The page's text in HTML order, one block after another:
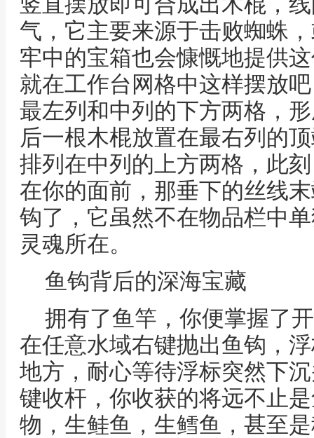
气，它主要来源于击败蜘蛛
牢中的宝箱也会慷慨地提供
就在工作台网格中这样摆放
最左列和中列的下方两格，
后一根木棍放置在最右列的
排列在中列的上方两格，此
在你的面前，那垂下的丝线
钩了，它虽然不在物品栏中
灵魂所在。
鱼钩背后的深海宝藏
拥有了鱼竿，你便掌握了
在任意水域右键抛出鱼钩，
地方，耐心等待浮标突然下
键收杆，你收获的将远不止
物，生鲑鱼，生鳕鱼，甚至